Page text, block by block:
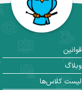
قوانین
وبلاگ
لیست کلاس‌ها